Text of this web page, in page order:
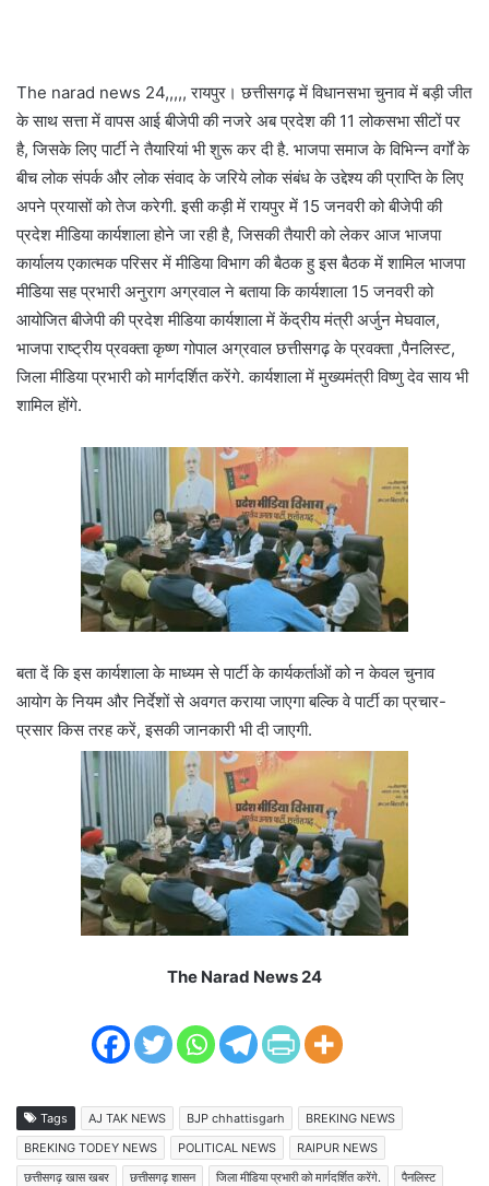
The narad news 24,,,,, रायपुर। छत्तीसगढ़ में विधानसभा चुनाव में बड़ी जीत
के साथ सत्ता में वापस आई बीजेपी की नजरे अब प्रदेश की 11 लोकसभा सीटों पर
है, जिसके लिए पार्टी ने तैयारियां भी शुरू कर दी है. भाजपा समाज के विभिन्न वर्गों के
बीच लोक संपर्क और लोक संवाद के जरिये लोक संबंध के उद्देश्य की प्राप्ति के लिए
अपने प्रयासों को तेज करेगी. इसी कड़ी में रायपुर में 15 जनवरी को बीजेपी की
प्रदेश मीडिया कार्यशाला होने जा रही है, जिसकी तैयारी को लेकर आज भाजपा
कार्यालय एकात्मक परिसर में मीडिया विभाग की बैठक हु इस बैठक में शामिल भाजपा
मीडिया सह प्रभारी अनुराग अग्रवाल ने बताया कि कार्यशाला 15 जनवरी को
आयोजित बीजेपी की प्रदेश मीडिया कार्यशाला में केंद्रीय मंत्री अर्जुन मेघवाल,
भाजपा राष्ट्रीय प्रवक्ता कृष्ण गोपाल अग्रवाल छत्तीसगढ़ के प्रवक्ता ,पैनलिस्ट,
जिला मीडिया प्रभारी को मार्गदर्शित करेंगे. कार्यशाला में मुख्यमंत्री विष्णु देव साय भी
शामिल होंगे.
बता दें कि इस कार्यशाला के माध्यम से पार्टी के कार्यकर्ताओं को न केवल चुनाव
आयोग के नियम और निर्देशों से अवगत कराया जाएगा बल्कि वे पार्टी का प्रचार-
प्रसार किस तरह करें, इसकी जानकारी भी दी जाएगी.
The Narad News 24
Tags AJ TAK NEWS BJP chhattisgarh
BREKING NEWS
BREKING TODEY NEWS
POLITICAL NEWS
RAIPUR NEWS
छत्तीसगढ़ खास खबर
छत्तीसगढ़ शासन जिला मीडिया प्रभारी को मार्गदर्शित करेंगे.
पैनलिस्ट